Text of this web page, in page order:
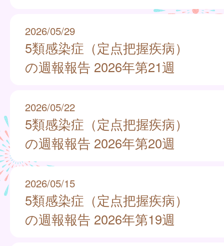
2026/05/29
5類感染症（定点把握疾病）
の週報報告 2026年第21週
2026/05/22
5類感染症（定点把握疾病）
の週報報告 2026年第20週
2026/05/15
5類感染症（定点把握疾病）
の週報報告 2026年第19週